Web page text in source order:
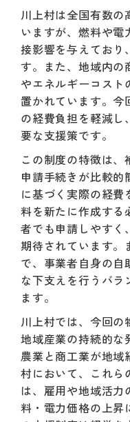
川上村は全国有数の
いますが、燃料や
接影響を与えており
す。また、地域内
やエネルギーコスト
置かれています。今
の経費負担を軽減し
要な支援策です。
この制度の特徴は、
申請手続きが比較
に基づく実際の経
料を新たに作成する
者でも申請しやすく
期待されています。
で、事業者自身の自
な下支えを行うバラ
ます。
川上村では、今回の
地域産業の持続的な
農業と商工業が地域
村において、これら
は、雇用や地域活
料・電力価格の上昇